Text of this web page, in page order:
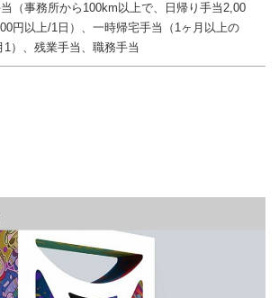
（事務所から100km以上で、日帰り手当2,00
円以上/1日）、一時帰宅手当（1ヶ月以上の
）、残業手当、職務手当